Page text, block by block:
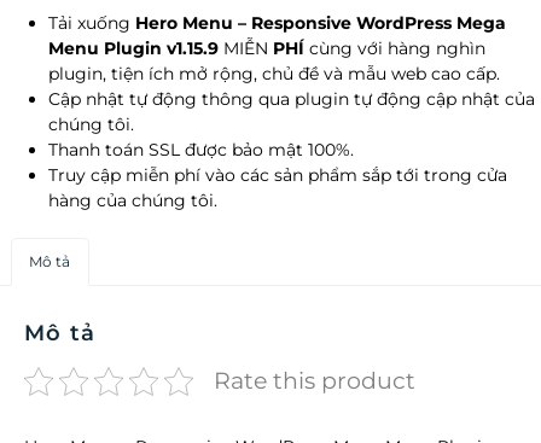
Tải xuống Hero Menu – Responsive WordPress Mega
Menu Plugin v1.15.9 MIỄN PHÍ cùng với hàng nghìn
plugin, tiện ích mở rộng, chủ đề và mẫu web cao cấp.
Cập nhật tự động thông qua plugin tự động cập nhật của
chúng tôi.
Thanh toán SSL được bảo mật 100%.
Truy cập miễn phí vào các sản phẩm sắp tới trong cửa
hàng của chúng tôi.
Mô tả
Mô tả
Rate this product